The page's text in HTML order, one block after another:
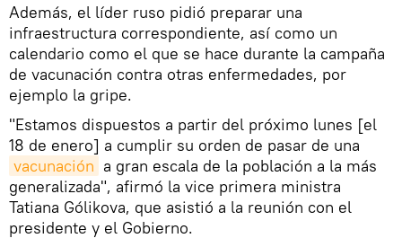
Además, el líder ruso pidió preparar una
infraestructura correspondiente, así como un
calendario como el que se hace durante la campaña
de vacunación contra otras enfermedades, por
ejemplo la gripe.
"Estamos dispuestos a partir del próximo lunes [el
18 de enero] a cumplir su orden de pasar de una
vacunación a gran escala de la población a la más
generalizada", afirmó la vice primera ministra
Tatiana Gólikova, que asistió a la reunión con el
presidente y el Gobierno.